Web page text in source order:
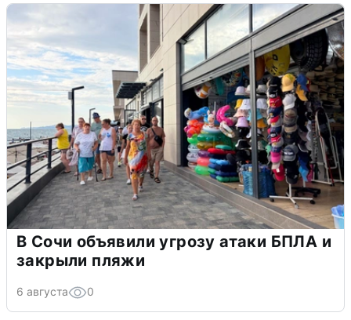
В Сочи объявили угрозу атаки БПЛА и
закрыли пляжи
6 августа 0